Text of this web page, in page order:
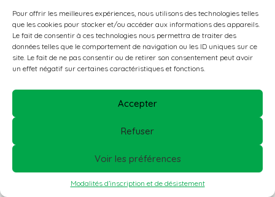
Pour offrir les meilleures expériences, nous utilisons des technologies telles
que les cookies pour stocker et/ou accéder aux informations des appareils.
Le fait de consentir à ces technologies nous permettra de traiter des
données telles que le comportement de navigation ou les ID uniques sur ce
site. Le fait de ne pas consentir ou de retirer son consentement peut avoir
un effet négatif sur certaines caractéristiques et fonctions.
Accepter
Refuser
Voir les préférences
Modalités d’inscription et de désistement